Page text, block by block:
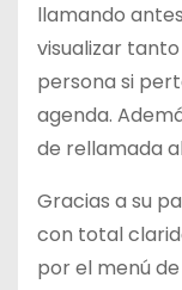
llamando
visualizar
persona si
agenda.
de rellamada
Gracias a su
con total
por el menú